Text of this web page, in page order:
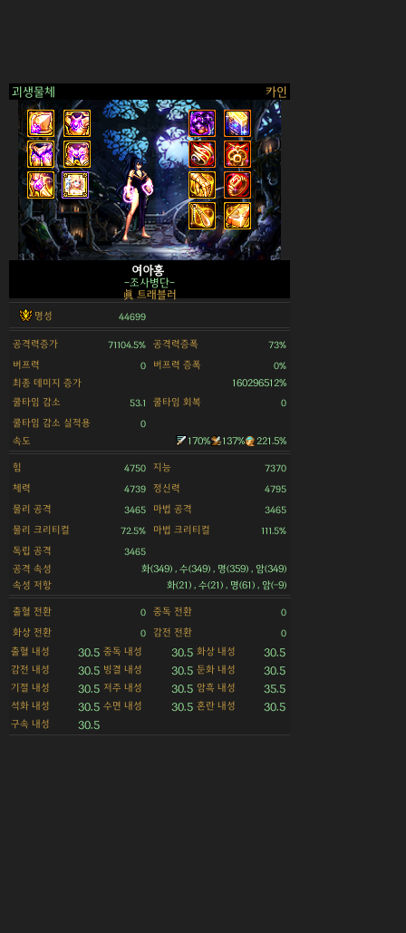
괴생물체 카인
>
여아홍
-조사병단-
眞 트래블러
명성 44699
공격력증가 71104.5% 공격력증폭 73%
버프력 0 버프력 증폭 0%
최종 데미지 증가
160296512%
쿨타임 감소
53.1 쿨타임 회복 0
쿨타임 감소 실적용 0
속도 170% 137% 221.5%
힘 4750 지능 7370
체력 4739 정신력 4795
물리 공격 3465 마법 공격 3465
물리 크리티컬 72.5% 마법 크리티컬 111.5%
독립 공격 3465
공격 속성
화(349) , 수(349) , 명(359) , 암(349)
속성 저항
화(21) , 수(21) , 명(61) , 암(-9)
출혈 전환 0 중독 전환 0
화상 전환 0 감전 전환 0
출혈 내성 30.5 중독 내성 30.5 화상 내성 30.5
감전 내성 30.5 빙결 내성 30.5 둔화 내성 30.5
기절 내성 30.5 저주 내성 30.5 암흑 내성 35.5
석화 내성 30.5 수면 내성 30.5 혼란 내성 30.5
구속 내성 30.5